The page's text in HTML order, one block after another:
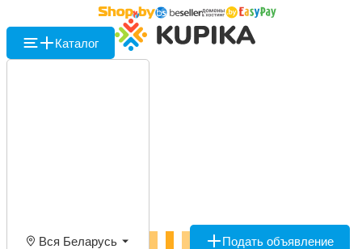
Каталог
Вся Беларусь Подать объявление